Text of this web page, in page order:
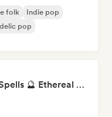
folk
Indie pop
pop
Witchy Whispers & Spells 🔮 Ethereal Art Pop & Dream Pop